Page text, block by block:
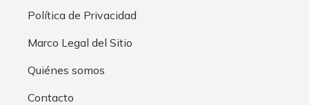
Política de Privacidad
Marco Legal del Sitio
Quiénes somos
Contacto